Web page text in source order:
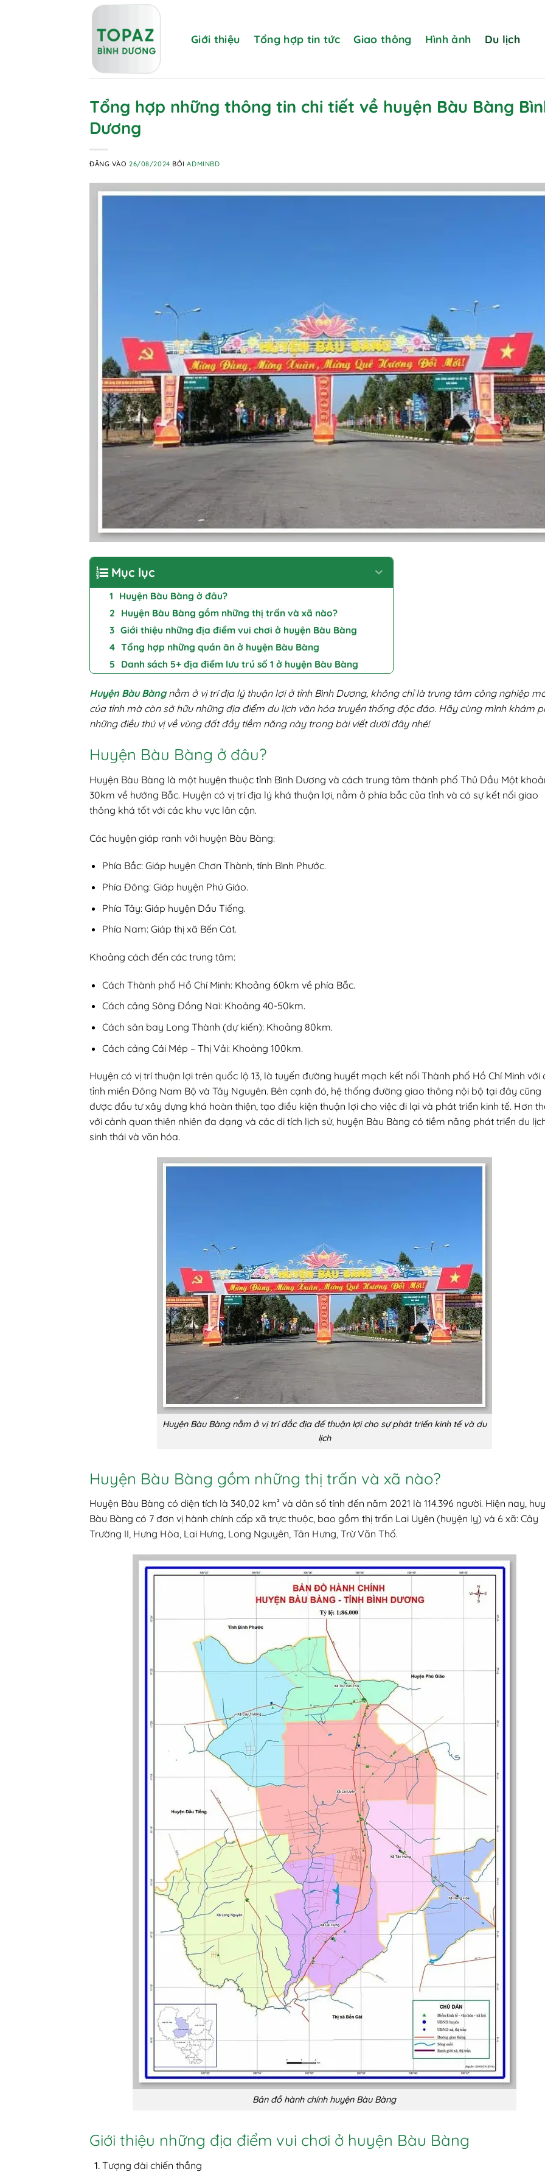
Giới thiệu Tổng hợp tin tức Giao thông Hình ảnh Du lịch
Tổng hợp những thông tin chi tiết về huyện Bàu Bàng
Dương
ĐĂNG VÀO26/08/2024 BỞIADMINBD
Mục lục
Huyện Bàu Bàng ở đâu?
Huyện Bàu Bàng gồm những thị trấn và xã nào?
Giới thiệu những địa điểm vui chơi ở huyện Bàu Bàng
Tổng hợp những quán ăn ở huyện Bàu Bàng
Danh sách 5+ địa điểm lưu trú số 1 ở huyện Bàu Bàng
Huyện Bàu Bàngnằm ở vị trí địa lý thuận lợi ở tỉnh Bình Dương, không chỉ là trung tâm công nghiệp
của tỉnh mà còn sở hữu những địa điểm du lịch văn hóa truyền thống độc đáo. Hãy cùng mình khám
những điều thú vị về vùng đất đầy tiềm năng này trong bài viết dưới đây nhé!
Huyện Bàu Bàng ở đâu?
Huyện Bàu Bàng là một huyện thuộc tỉnh Bình Dương và cách trung tâm thành phố Thủ Dầu Một
30km về hướng Bắc. Huyện có vị trí địa lý khá thuận lợi, nằm ở phía bắc của tỉnh và có sự kết nối giao
thông khá tốt với các khu vực lân cận.
Các huyện giáp ranh với huyện Bàu Bàng:
Phía Bắc: Giáp huyện Chơn Thành, tỉnh Bình Phước.
Phía Đông: Giáp huyện Phú Giáo.
Phía Tây: Giáp huyện Dầu Tiếng.
Phía Nam: Giáp thị xã Bến Cát.
Khoảng cách đến các trung tâm:
Cách Thành phố Hồ Chí Minh: Khoảng 60km về phía Bắc.
Cách cảng Sông Đồng Nai: Khoảng 40-50km.
Cách sân bay Long Thành (dự kiến): Khoảng 80km.
Cách cảng Cái Mép – Thị Vải: Khoảng 100km.
Huyện có vị trí thuận lợi trên quốc lộ 13, là tuyến đường huyết mạch kết nối Thành phố Hồ Chí Minh với
tỉnh miền Đông Nam Bộ và Tây Nguyên. Bên cạnh đó, hệ thống đường giao thông nội bộ tại đây cũng
được đầu tư xây dựng khá hoàn thiện, tạo điều kiện thuận lợi cho việc đi lại và phát triển kinh tế. Hơn
với cảnh quan thiên nhiên đa dạng và các di tích lịch sử, huyện Bàu Bàng có tiềm năng phát triển du
sinh thái và văn hóa.
Huyện Bàu Bàng nằm ở vị trí đắc địa để thuận lợi cho sự phát triển kinh tế và du
lịch
Huyện Bàu Bàng gồm những thị trấn và xã nào?
Huyện Bàu Bàng có diện tích là 340,02 km² và dân số tính đến năm 2021 là 114.396 người. Hiện nay,
Bàu Bàng có 7 đơn vị hành chính cấp xã trực thuộc, bao gồm thị trấn Lai Uyên (huyện lỵ) và 6 xã: Cây
Trường II, Hưng Hòa, Lai Hưng, Long Nguyên, Tân Hưng, Trừ Văn Thố.
Bản đồ hành chính huyện Bàu Bàng
Giới thiệu những địa điểm vui chơi ở huyện Bàu Bàng
Tượng đài chiến thắng